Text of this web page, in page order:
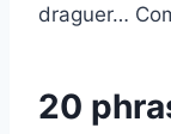
draguer…
20